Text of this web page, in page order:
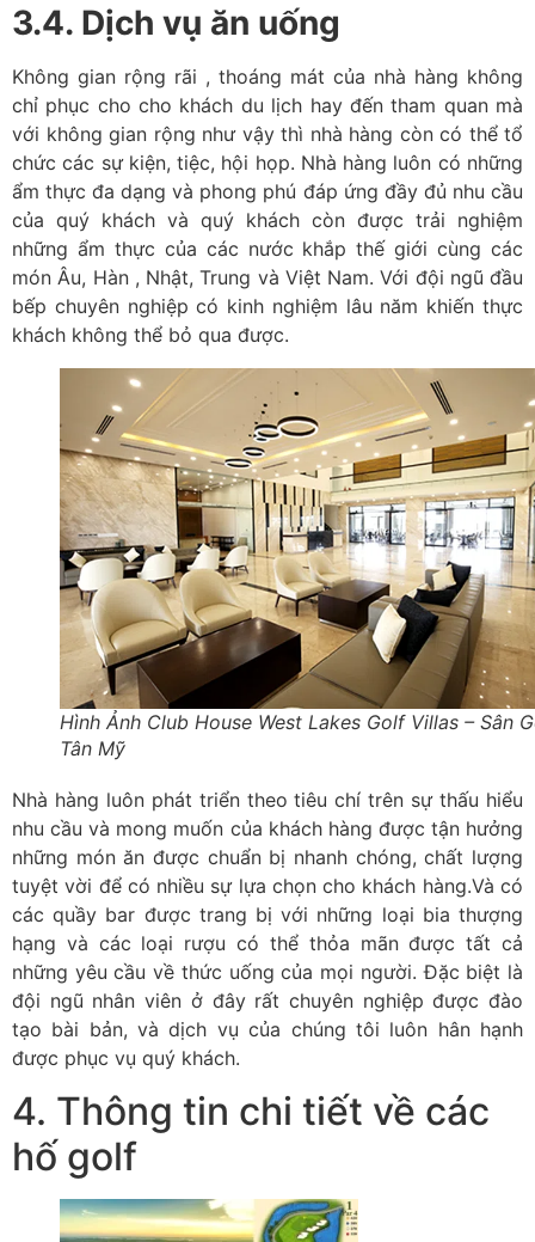
3.4. Dịch vụ ăn uống
Không gian rộng rãi , thoáng mát của nhà hàng không
chỉ phục cho cho khách du lịch hay đến tham quan mà
với không gian rộng như vậy thì nhà hàng còn có thể tổ
chức các sự kiện, tiệc, hội họp. Nhà hàng luôn có những
ẩm thực đa dạng và phong phú đáp ứng đầy đủ nhu cầu
của quý khách và quý khách còn được trải nghiệm
những ẩm thực của các nước khắp thế giới cùng các
món Âu, Hàn , Nhật, Trung và Việt Nam. Với đội ngũ đầu
bếp chuyên nghiệp có kinh nghiệm lâu năm khiến thực
khách không thể bỏ qua được.
Hình Ảnh Club House West Lakes Golf Villas – Sân
Tân Mỹ
Nhà hàng luôn phát triển theo tiêu chí trên sự thấu hiểu
nhu cầu và mong muốn của khách hàng được tận hưởng
những món ăn được chuẩn bị nhanh chóng, chất lượng
tuyệt vời để có nhiều sự lựa chọn cho khách hàng.Và có
các quầy bar được trang bị với những loại bia thượng
hạng và các loại rượu có thể thỏa mãn được tất cả
những yêu cầu về thức uống của mọi người. Đặc biệt là
đội ngũ nhân viên ở đây rất chuyên nghiệp được đào
tạo bài bản, và dịch vụ của chúng tôi luôn hân hạnh
được phục vụ quý khách.
4. Thông tin chi tiết về các
hố golf